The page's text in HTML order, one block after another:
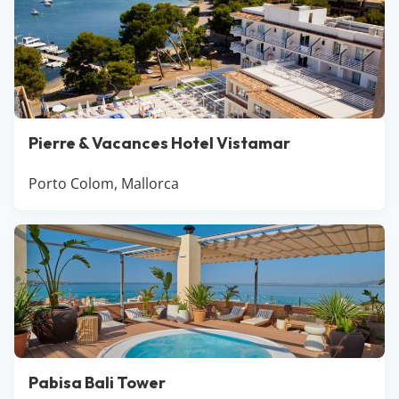
Pierre & Vacances Hotel Vistamar
Porto Colom, Mallorca
Pabisa Bali Tower